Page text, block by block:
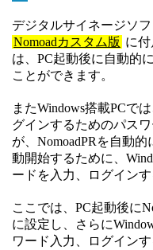
デジタルサイネージソ
Nomoadカスタム版 に付
は、PC起動後に自動的
ことができます。
またWindows搭載PCで
グインするためのパス
が、NomoadPRを自動
動開始するために、
ードを入力、ログインす
ここでは、PC起動後に
に設定し、さらに
ワード入力、ログイン